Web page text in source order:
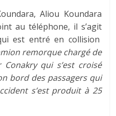
Aliou Koundara
au téléphone, il s’agit
est entré en collision
remorque chargé de
qui s’est croisé
bord des passagers qui
s’est produit à 25